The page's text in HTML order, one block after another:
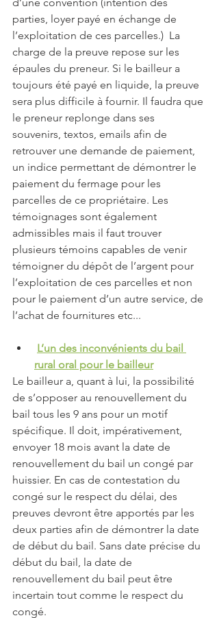
parties, loyer payé en échange de
l’exploitation de ces parcelles.)  La
charge de la preuve repose sur les
épaules du preneur. Si le bailleur a
toujours été payé en liquide, la preuve
sera plus difficile à fournir. Il faudra que
le preneur replonge dans ses
souvenirs, textos, emails afin de
retrouver une demande de paiement,
un indice permettant de démontrer le
paiement du fermage pour les
parcelles de ce propriétaire. Les
témoignages sont également
admissibles mais il faut trouver
plusieurs témoins capables de venir
témoigner du dépôt de l’argent pour
l’exploitation de ces parcelles et non
pour le paiement d’un autre service, de
l’achat de fournitures etc...
L’un des inconvénients du bail
rural oral pour le bailleur
Le bailleur a, quant à lui, la possibilité
de s’opposer au renouvellement du
bail tous les 9 ans pour un motif
spécifique. Il doit, impérativement,
envoyer 18 mois avant la date de
renouvellement du bail un congé par
huissier. En cas de contestation du
congé sur le respect du délai, des
preuves devront être apportés par les
deux parties afin de démontrer la date
de début du bail. Sans date précise du
début du bail, la date de
renouvellement du bail peut être
incertain tout comme le respect du
congé.